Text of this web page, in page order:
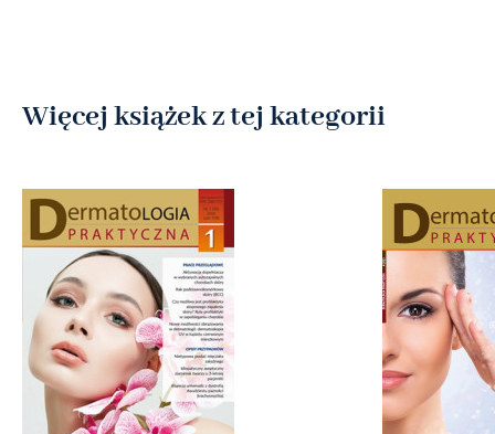
Więcej książek z tej kategorii